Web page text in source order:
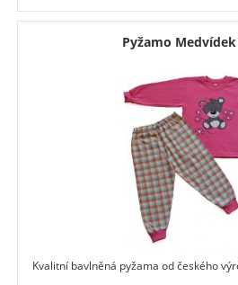
Pyžamo Medvídek
Kvalitní bavlněná pyžama od českého